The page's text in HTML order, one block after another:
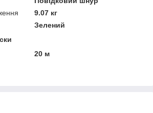
9.07 кг
Зелений
20 м